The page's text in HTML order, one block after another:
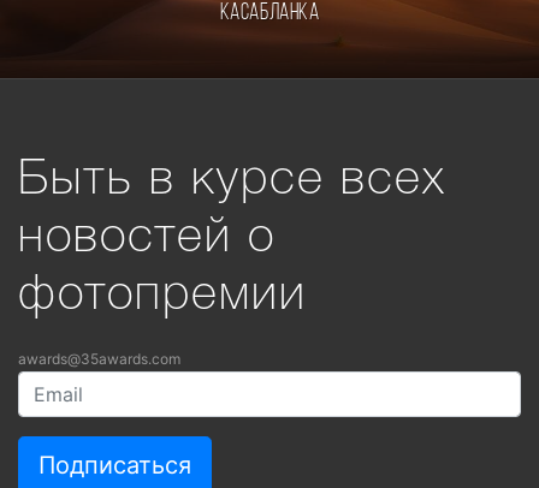
Касабланка
Быть в курсе всех
новостей о
фотопремии
awards@35awards.com